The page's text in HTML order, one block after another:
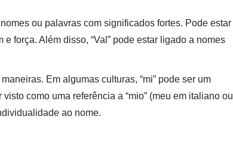
ou palavras com significados fortes. Pode estar
e força. Além disso, “Val” pode estar ligado a nomes
Em algumas culturas, “mi” pode ser um
como uma referência a “mio” (meu em italiano ou
ao nome.